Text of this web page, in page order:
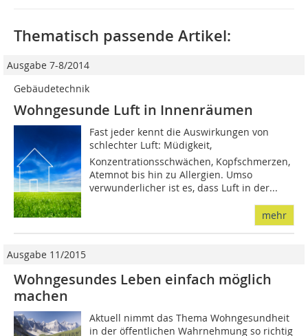
Thematisch passende Artikel:
Ausgabe 7-8/2014
Gebäudetechnik
Wohngesunde Luft in Innenräumen
Fast jeder kennt die Auswirkungen von
schlechter Luft: Müdigkeit,
Konzentrationsschwächen, Kopfschmerzen,
Atemnot bis hin zu Allergien. Umso
verwunderlicher ist es, dass Luft in der...
mehr
Ausgabe 11/2015
Wohngesundes Leben einfach möglich
machen
Aktuell nimmt das Thema Wohngesundheit
in der öffentlichen Wahrnehmung so richtig